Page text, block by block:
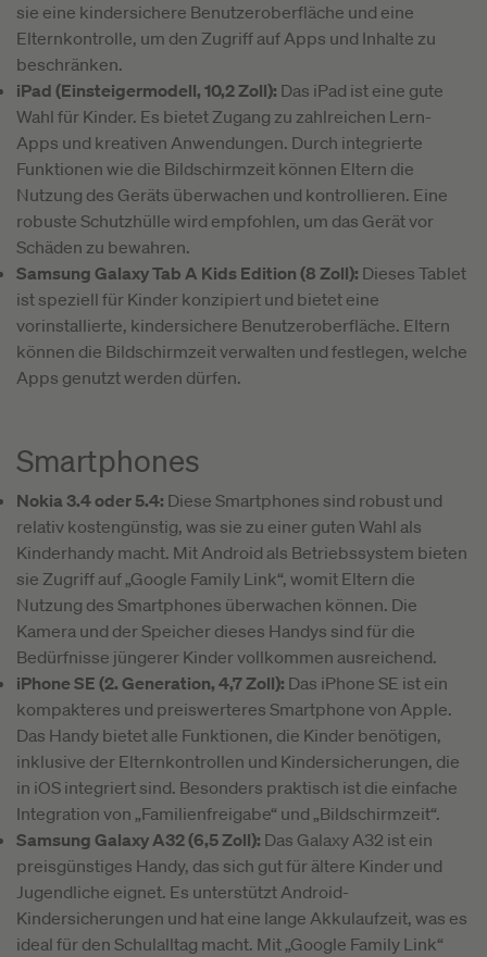
sie eine kindersichere Benutzeroberfläche und eine
Elternkontrolle, um den Zugriff auf Apps und Inhalte zu
beschränken.
iPad (Einsteigermodell, 10,2 Zoll): Das iPad ist eine gute
Wahl für Kinder. Es bietet Zugang zu zahlreichen Lern-
Apps und kreativen Anwendungen. Durch integrierte
Funktionen wie die Bildschirmzeit können Eltern die
Nutzung des Geräts überwachen und kontrollieren. Eine
robuste Schutzhülle wird empfohlen, um das Gerät vor
Schäden zu bewahren.
Samsung Galaxy Tab A Kids Edition (8 Zoll): Dieses Tablet
ist speziell für Kinder konzipiert und bietet eine
vorinstallierte, kindersichere Benutzeroberfläche. Eltern
können die Bildschirmzeit verwalten und festlegen, welche
Apps genutzt werden dürfen.
Smartphones
Nokia 3.4 oder 5.4: Diese Smartphones sind robust und
relativ kostengünstig, was sie zu einer guten Wahl als
Kinderhandy macht. Mit Android als Betriebssystem bieten
sie Zugriff auf „Google Family Link“, womit Eltern die
Nutzung des Smartphones überwachen können. Die
Kamera und der Speicher dieses Handys sind für die
Bedürfnisse jüngerer Kinder vollkommen ausreichend.
iPhone SE (2. Generation, 4,7 Zoll): Das iPhone SE ist ein
kompakteres und preiswerteres Smartphone von Apple.
Das Handy bietet alle Funktionen, die Kinder benötigen,
inklusive der Elternkontrollen und Kindersicherungen, die
in iOS integriert sind. Besonders praktisch ist die einfache
Integration von „Familienfreigabe“ und „Bildschirmzeit“.
Samsung Galaxy A32 (6,5 Zoll): Das Galaxy A32 ist ein
preisgünstiges Handy, das sich gut für ältere Kinder und
Jugendliche eignet. Es unterstützt Android-
Kindersicherungen und hat eine lange Akkulaufzeit, was es
ideal für den Schulalltag macht. Mit „Google Family Link“